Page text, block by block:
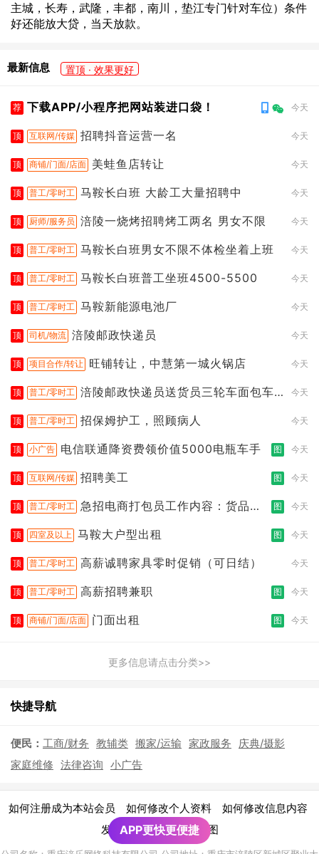
主城，长寿，武隆，丰都，南川，垫江专门针对车位）条件
好还能放大贷，当天放款。
最新信息 置顶 · 效果更好
荐 下载APP/小程序把网站装进口袋！ 今天
顶 互联网/传媒 招聘抖音运营一名 今天
顶 商铺/门面/店面 美蛙鱼店转让 今天
顶 普工/零时工 马鞍长白班 大龄工大量招聘中 今天
顶 厨师/服务员 涪陵一烧烤招聘烤工两名 男女不限 今天
顶 普工/零时工 马鞍长白班男女不限不体检坐着上班 今天
顶 普工/零时工 马鞍长白班普工坐班4500-5500 今天
顶 普工/零时工 马鞍新能源电池厂 今天
顶 司机/物流 涪陵邮政快递员 今天
顶 项目合作/转让 旺铺转让，中慧第一城火锅店 今天
顶 普工/零时工 涪陵邮政快递员送货员三轮车面包车
今天
顶 普工/零时工 招保姆护工，照顾病人 今天
顶 小广告 电信联通降资费领价值5000电瓶车手 图 今天
顶 互联网/传媒 招聘美工 图 今天
顶 普工/零时工 急招电商打包员工作内容：货品分
图 今天
顶 四室及以上 马鞍大户型出租 图 今天
顶 普工/零时工 高薪诚聘家具零时促销（可日结） 今天
顶 普工/零时工 高薪招聘兼职 图 今天
顶 商铺/门面/店面 门面出租 图 今天
更多信息请点击分类>>
快捷导航
便民： 工商/财务 教辅类 搬家/运输 家政服务
庆典/摄影
家庭维修 法律咨询 小广告
如何注册成为本站会员 如何修改个人资料 如何修改信息内容
发布广告须知 | 网站地图
APP更快更便捷